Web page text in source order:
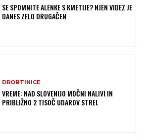
SE SPOMNITE ALENKE S KMETIJE? NJEN VIDEZ JE
DANES ZELO DRUGAČEN
DROBTINICE
VREME: NAD SLOVENIJO MOČNI NALIVI IN
PRIBLIŽNO 2 TISOČ UDAROV STREL